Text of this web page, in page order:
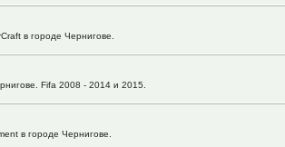
в городе Чернигове.
Fifa 2008 - 2014 и 2015.
в городе Чернигове.